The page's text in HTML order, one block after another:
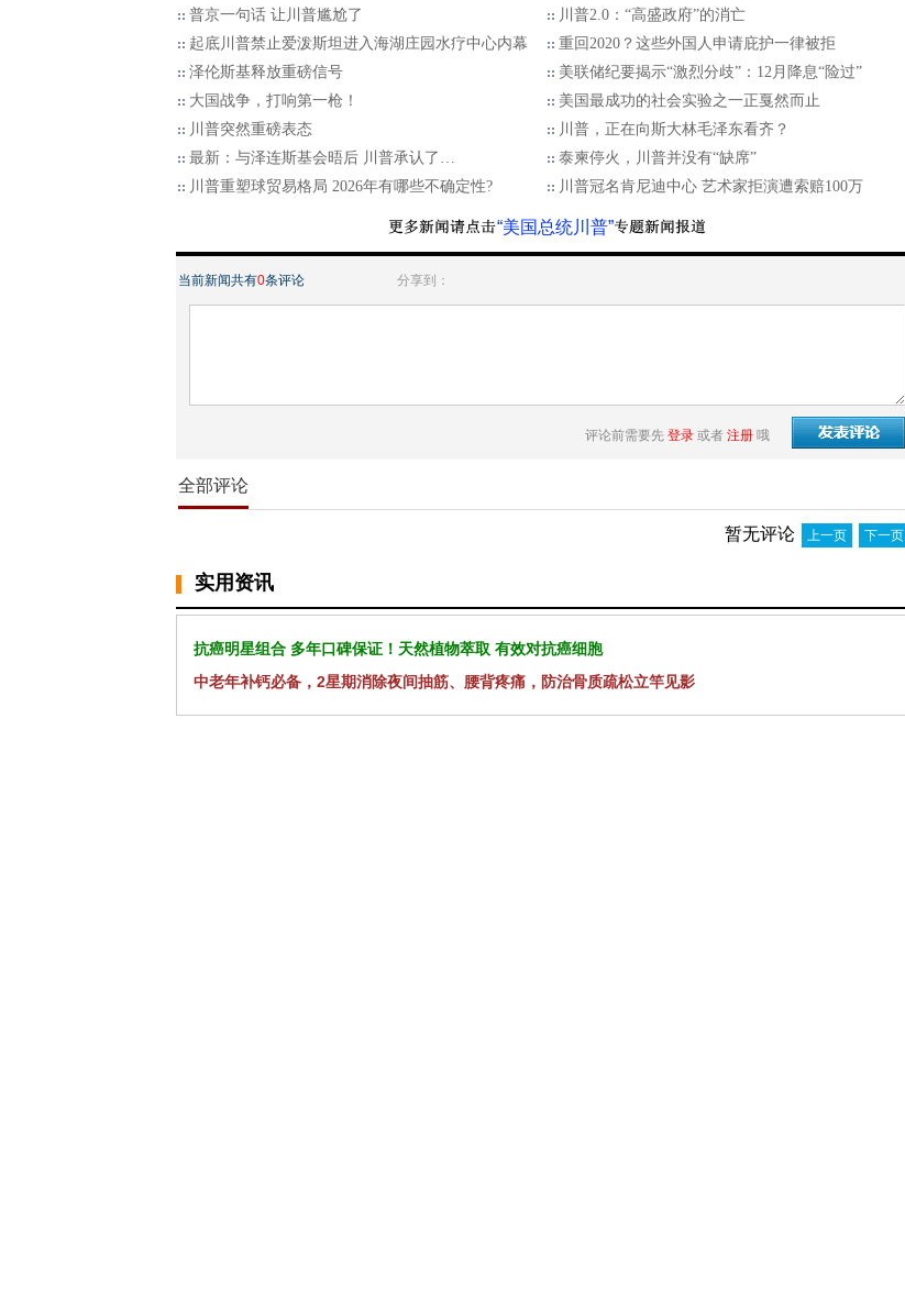
普京一句话 让川普尴尬了
川普2.0：“高盛政府”的消亡
起底川普禁止爱泼斯坦进入海湖庄园水疗中心内幕
重回2020？这些外国人申请庇护一律被拒
泽伦斯基释放重磅信号
美联储纪要揭示“激烈分歧”：12月降息“险过”
大国战争，打响第一枪！
美国最成功的社会实验之一正戛然而止
川普突然重磅表态
川普，正在向斯大林毛泽东看齐？
最新：与泽连斯基会晤后 川普承认了…
泰柬停火，川普并没有“缺席”
川普重塑球贸易格局 2026年有哪些不确定性?
川普冠名肯尼迪中心 艺术家拒演遭索赔100万
“美国总统川普”
当前新闻共有0条评论 分享到：
评论前需要先 登录 或者 注册 哦
全部评论
暂无评论 上一页 下一页
实用资讯
抗癌明星组合 多年口碑保证！天然植物萃取 有效对抗癌细胞
中老年补钙必备，2星期消除夜间抽筋、腰背疼痛，防治骨质疏松立竿见影